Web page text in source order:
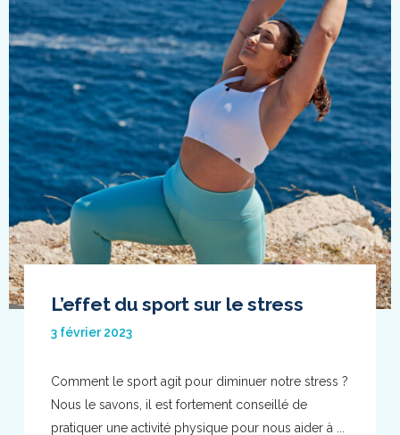
L’effet du sport sur le stress
3 février 2023
Comment le sport agit pour diminuer notre stress ?
Nous le savons, il est fortement conseillé de
pratiquer une activité physique pour nous aider à ...